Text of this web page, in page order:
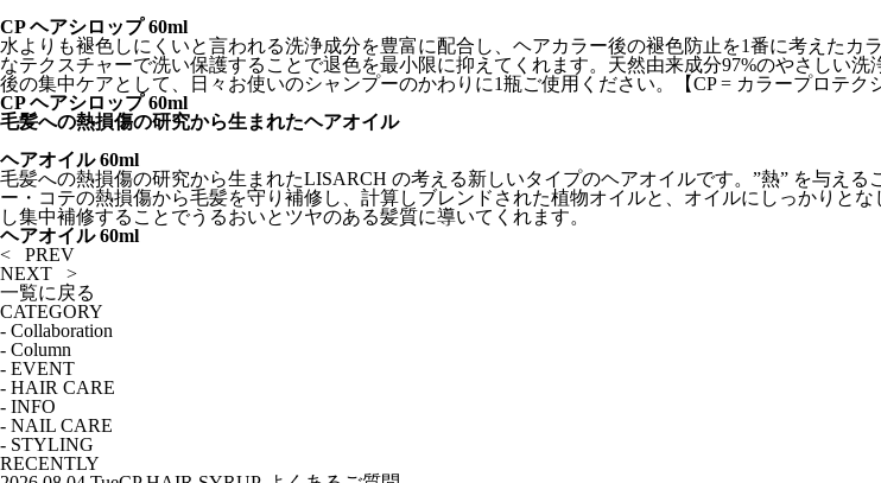
CP ヘアシロップ 60ml
水よりも褪色しにくいと言われる洗浄成分を豊富に配合し、ヘアカラー後の褪色防止を1番に考えた
なテクスチャーで洗い保護することで退色を最小限に抑えてくれます。天然由来成分97%のやさしい
後の集中ケアとして、日々お使いのシャンプーのかわりに1瓶ご使用ください。【CP = カラープロテク
CP ヘアシロップ 60ml
毛髪への熱損傷の研究から生まれたヘアオイル
ヘアオイル 60ml
毛髪への熱損傷の研究から生まれたLISARCH の考える新しいタイプのヘアオイルです。”熱” を与え
ー・コテの熱損傷から毛髪を守り補修し、計算しブレンドされた植物オイルと、オイルにしっかりと
し集中補修することでうるおいとツヤのある髪質に導いてくれます。
ヘアオイル 60ml
< PREV
NEXT >
一覧に戻る
CATEGORY
- Collaboration
- Column
- EVENT
- HAIR CARE
- INFO
- NAIL CARE
- STYLING
RECENTLY